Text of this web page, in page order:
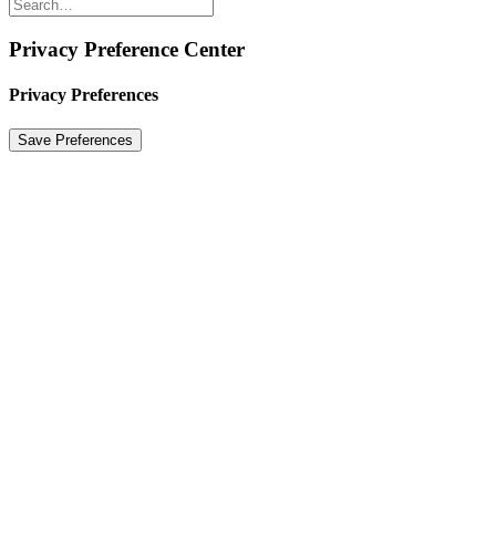
Privacy Preference Center
Privacy Preferences